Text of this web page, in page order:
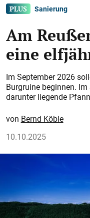
Sanierung
Am
eine
Im September 2026
Burgruine beginnen.
darunter liegende
Bernd Köble
10.10.2025